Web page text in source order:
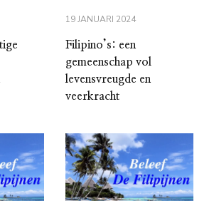
19 JANUARI 2024
Filipino’s: een
gemeenschap vol
levensvreugde en
veerkracht